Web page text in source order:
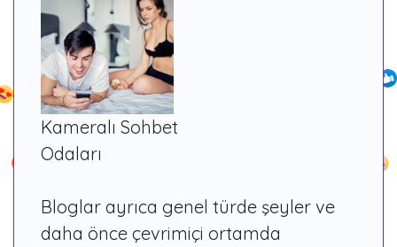
Kameralı Sohbet
Odaları
Bloglar ayrıca genel türde şeyler ve
daha önce çevrimiçi ortamda